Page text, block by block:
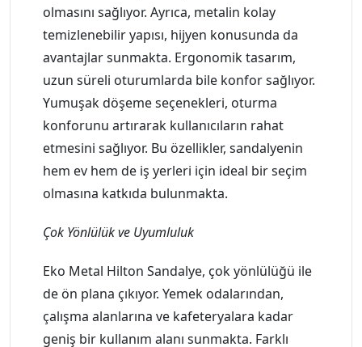
olmasını sağlıyor. Ayrıca, metalin kolay
temizlenebilir yapısı, hijyen konusunda da
avantajlar sunmakta. Ergonomik tasarım,
uzun süreli oturumlarda bile konfor sağlıyor.
Yumuşak döşeme seçenekleri, oturma
konforunu artırarak kullanıcıların rahat
etmesini sağlıyor. Bu özellikler, sandalyenin
hem ev hem de iş yerleri için ideal bir seçim
olmasına katkıda bulunmakta.
Çok Yönlülük ve Uyumluluk
Eko Metal Hilton Sandalye, çok yönlülüğü ile
de ön plana çıkıyor. Yemek odalarından,
çalışma alanlarına ve kafeteryalara kadar
geniş bir kullanım alanı sunmakta. Farklı